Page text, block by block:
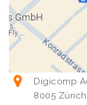
Digicomp
8005 Zürich